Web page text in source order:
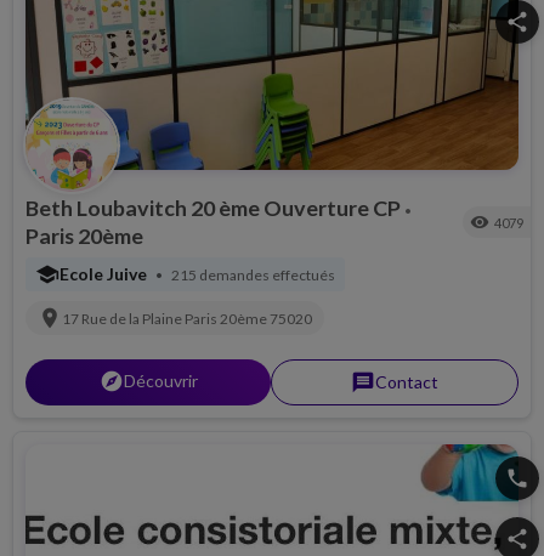
share
Beth Loubavitch 20 ème Ouverture CP •
Paris 20ème visibility 4079
schoolEcole Juive • 215 demandes effectués
location_on 17 Rue de la Plaine Paris 20ème 75020
explorerDécouvrir messageContact
phone
share